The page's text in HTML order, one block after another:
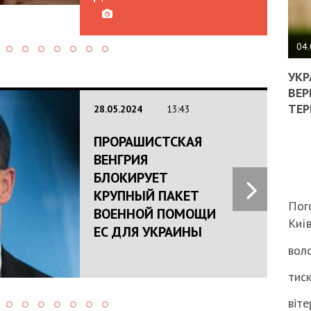
28.05.2024 13:43
ПРОРАШИСТСКАЯ
ВЕНГРИЯ
БЛОКИРУЕТ
КРУПНЫЙ ПАКЕТ
ВОЕННОЙ ПОМОЩИ
ЕС ДЛЯ УКРАИНЫ
НА
Київ